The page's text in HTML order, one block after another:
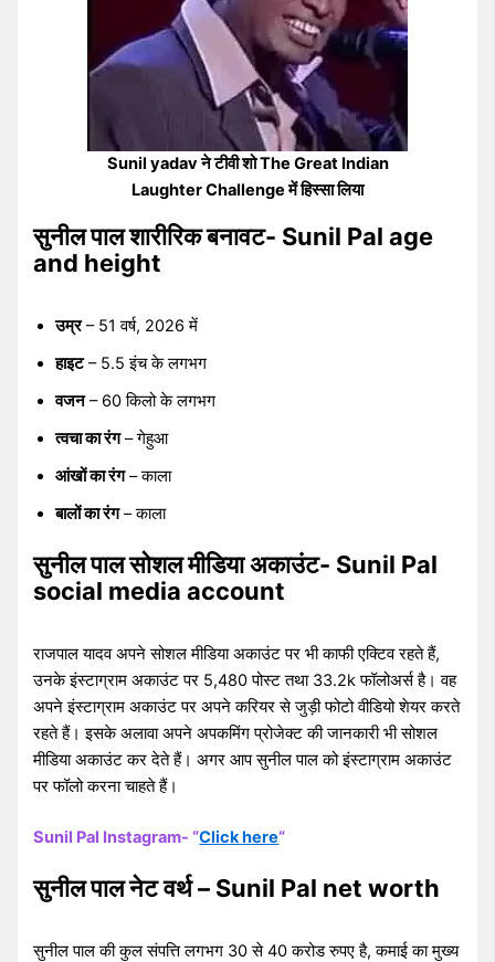
Sunil yadav ने टीवी शो The Great Indian
Laughter Challenge में हिस्सा लिया
सुनील पाल शारीरिक बनावट- Sunil Pal age
and height
उम्र– 51 वर्ष, 2026 में
हाइट– 5.5 इंच के लगभग
वजन– 60 किलो के लगभग
त्वचा का रंग– गेहुआ
आंखों का रंग– काला
बालों का रंग– काला
सुनील पाल सोशल मीडिया अकाउंट- Sunil Pal
social media account
राजपाल यादव अपने सोशल मीडिया अकाउंट पर भी काफी एक्टिव रहते हैं,
उनके इंस्टाग्राम अकाउंट पर 5,480 पोस्ट तथा 33.2k फॉलोअर्स है। वह
अपने इंस्टाग्राम अकाउंट पर अपने करियर से जुड़ी फोटो वीडियो शेयर करते
रहते हैं। इसके अलावा अपने अपकमिंग प्रोजेक्ट की जानकारी भी सोशल
मीडिया अकाउंट कर देते हैं। अगर आप सुनील पाल को इंस्टाग्राम अकाउंट
पर फॉलो करना चाहते हैं।
Sunil Pal Instagram- “Click here“
सुनील पाल नेट वर्थ – Sunil Pal net worth
सुनील पाल की कुल संपत्ति लगभग 30 से 40 करोड रुपए है, कमाई का मुख्य